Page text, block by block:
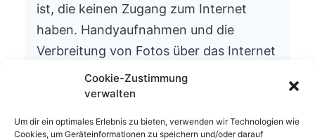
Cookie-Zustimmung
verwalten
Um dir ein optimales Erlebnis zu bieten, verwenden wir Technologien wie
Cookies, um Geräteinformationen zu speichern und/oder darauf
ist, die keinen Zugang zum Internet
haben. Handyaufnahmen und die
Verbreitung von Fotos über das Internet
ist aus datenschutzrechtlichen Gründen
nicht gestattet.
Wir bitten um Ihr Verständnis.